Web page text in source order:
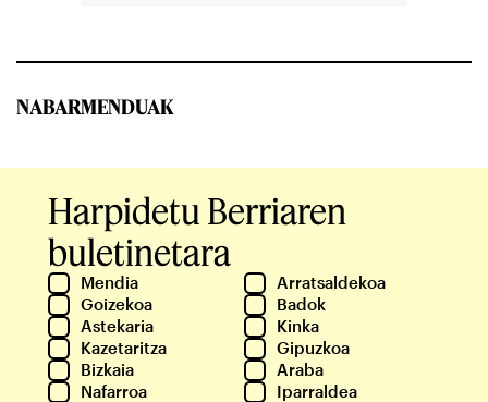
NABARMENDUAK
Harpidetu Berriaren
buletinetara
Mendia
Arratsaldekoa
Goizekoa
Badok
Astekaria
Kinka
Kazetaritza
Gipuzkoa
Bizkaia
Araba
Nafarroa
Iparraldea